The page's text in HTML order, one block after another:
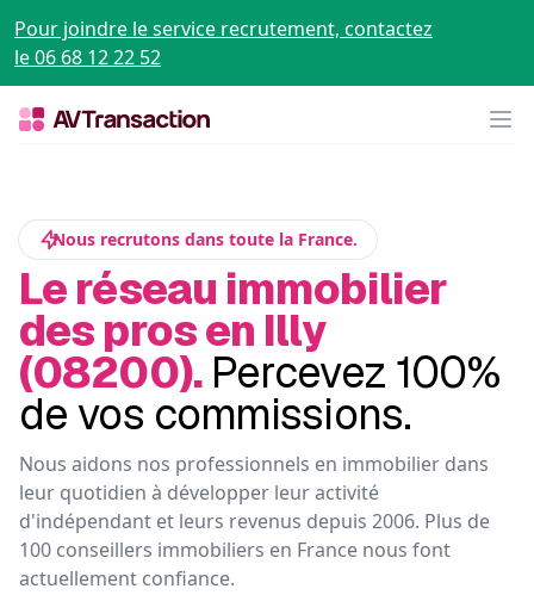
Pour joindre le service recrutement, contactez
le 06 68 12 22 52
Nous recrutons dans toute la France.
Le réseau immobilier
des pros en Illy
(08200). Percevez 100%
de vos commissions.
Nous aidons nos professionnels en immobilier dans
leur quotidien à développer leur activité
d'indépendant et leurs revenus depuis 2006. Plus de
100 conseillers immobiliers en France nous font
actuellement confiance.